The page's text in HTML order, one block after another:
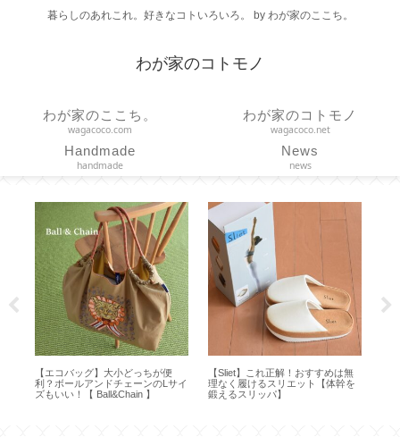
暮らしのあれこれ。好きなコトいろいろ。 by わが家のここち。
わが家のコトモノ
わが家のここち。
wagacoco.com
わが家のコトモノ
wagacoco.net
Handmade
handmade
News
news
グ】大小どっちが便
アンドチェーンのLサイ
【 Ball&Chain 】
【Sliet】これ正解！おすすめは無
理なく履けるスリエット【体幹を
鍛えるスリッパ】
【スターバックス】
プコーヒーメーカー